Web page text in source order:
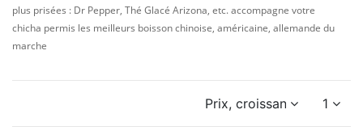
plus prisées : Dr Pepper, Thé Glacé Arizona, etc. accompagne votre
chicha permis les meilleurs boisson chinoise, américaine, allemande du
marche
Prix, croissant 1